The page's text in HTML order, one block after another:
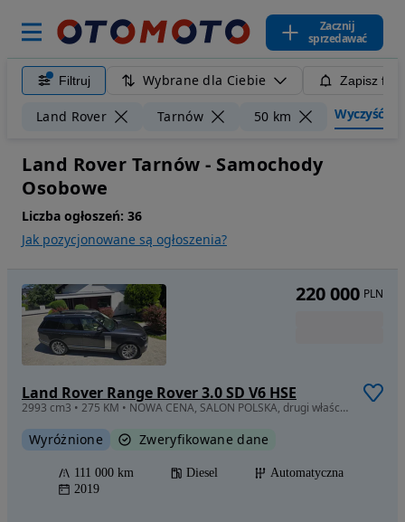
Zacznij
sprzedawać
Filtruj Wybrane dla Ciebie Zapisz
Land Rover Tarnów 50 km Wyczyść
Land Rover Tarnów - Samochody
Osobowe
Liczba ogłoszeń: 36
Jak pozycjonowane są ogłoszenia?
Land Rover Range Rover 3.0 SD V6 HSE
2993 cm3 • 275 KM • NOWA CENA, SALON POLSKA, drugi właściciel od 2021r,
Wyróżnione Zweryfikowane dane
111 000 km Diesel
Automatyczna
2019
220 000 PLN